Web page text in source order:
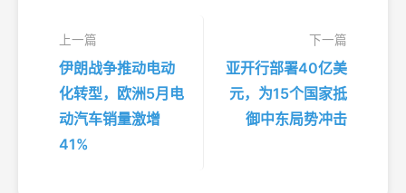
上一篇
伊朗战争推动电动
化转型，欧洲5月电
动汽车销量激增
41%
下一篇
亚开行部署40亿美
元，为15个国家抵
御中东局势冲击